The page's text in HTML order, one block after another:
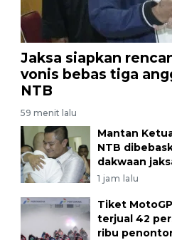
Jaksa siapkan
vonis bebas tiga
NTB
59 menit lalu
Mantan
NTB
dakwaan
1 jam lalu
Tiket
terjual 42
ribu